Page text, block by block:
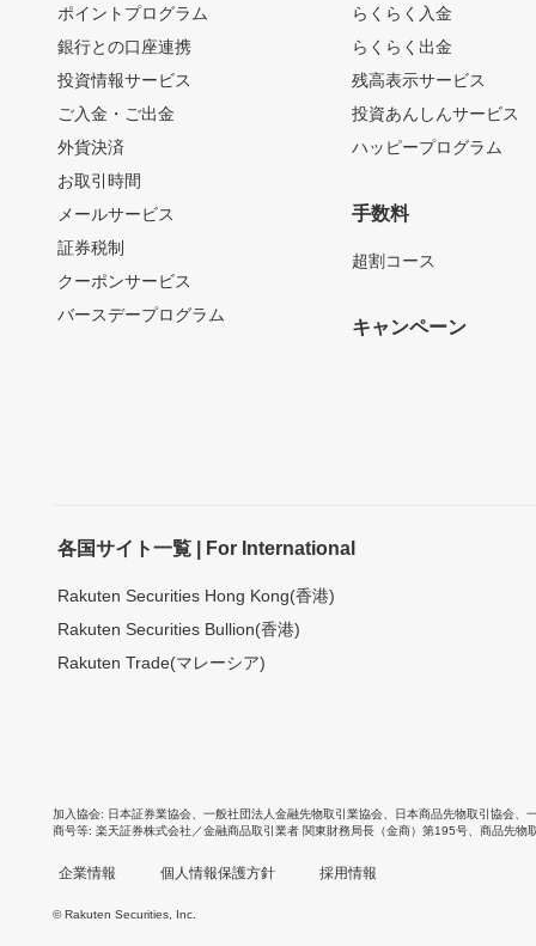
ポイントプログラム
銀行との口座連携
投資情報サービス
ご入金・ご出金
外貨決済
お取引時間
メールサービス
証券税制
クーポンサービス
バースデープログラム
らくらく入金
らくらく出金
残高表示サービス
投資あんしんサービス
ハッピープログラム
手数料
超割コース
キャンペーン
各国サイト一覧 | For International
Rakuten Securities Hong Kong(香港)
Rakuten Securities Bullion(香港)
Rakuten Trade(マレーシア)
加入協会 日本証券業協会 一般社団法人金融先物取引業協会 日本商品先物取引協会
商号等 楽天証券株式会社／金融商品取引業者 関東財務局長（金商）第195号、商品先物
企業情報 個人情報保護方針 採用情報
© Rakuten Securities, Inc.